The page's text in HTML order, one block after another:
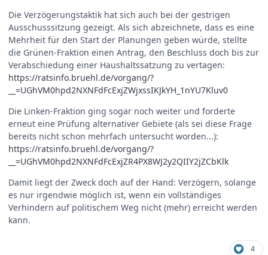
Die Verzögerungstaktik hat sich auch bei der gestrigen
Ausschusssitzung gezeigt. Als sich abzeichnete, dass es eine
Mehrheit für den Start der Planungen geben würde, stellte
die Grünen‑Fraktion einen Antrag, den Beschluss doch bis zur
Verabschiedung einer Haushaltssatzung zu vertagen:
https://ratsinfo.bruehl.de/vorgang/?
__=UGhVM0hpd2NXNFdFcExjZWjxssIKJkYH_1nYU7Kluv0
Die Linken‑Fraktion ging sogar noch weiter und forderte
erneut eine Prüfung alternativer Gebiete (als sei diese Frage
bereits nicht schon mehrfach untersucht worden...):
https://ratsinfo.bruehl.de/vorgang/?
__=UGhVM0hpd2NXNFdFcExjZR4PX8WJ2y2QIIY2jZCbKlk
Damit liegt der Zweck doch auf der Hand: Verzögern, solange
es nur irgendwie möglich ist, wenn ein vollständiges
Verhindern auf politischem Weg nicht (mehr) erreicht werden
kann.
4